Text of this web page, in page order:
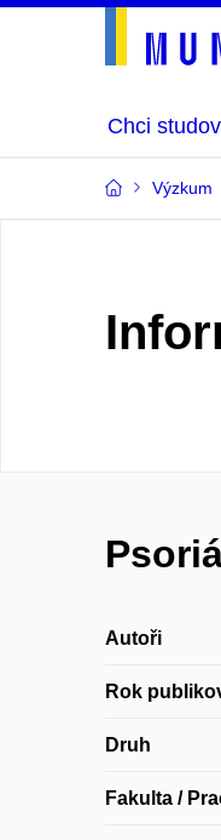
Chci
Výzkum
Autoři
Rok
Druh
Fakulta /